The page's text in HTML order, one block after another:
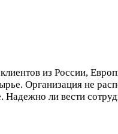
из России,
Организация не
ли вести